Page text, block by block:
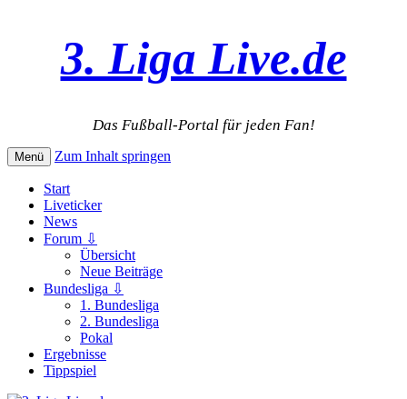
3. Liga Live.de
Das Fußball-Portal für jeden Fan!
Menü Zum Inhalt springen
Start
Liveticker
News
Forum ⇩
Übersicht
Neue Beiträge
Bundesliga ⇩
1. Bundesliga
2. Bundesliga
Pokal
Ergebnisse
Tippspiel